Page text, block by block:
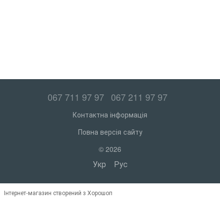
067 711 97 97 067 211 97 97
Контактна інформація
Повна версія сайту
© 2026
Укр Рус
Інтернет-магазин створений з Хорошоп